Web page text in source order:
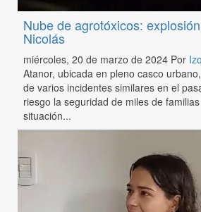
Nube de agrotóxicos:
Nicolás
miércoles, 20 de marzo de 2024 Por
Atanor, ubicada en pleno casco
de varios incidentes similares en el
riesgo la seguridad de miles de
situación...